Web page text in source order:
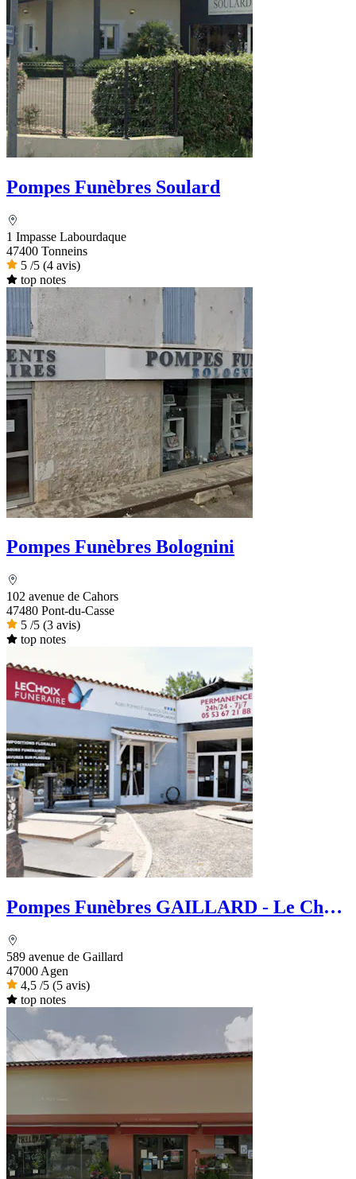
Pompes Funèbres Soulard
1 Impasse Labourdaque
47400 Tonneins
5 /5 (4 avis)
top notes
Pompes Funèbres Bolognini
102 avenue de Cahors
47480 Pont-du-Casse
5 /5 (3 avis)
top notes
Pompes Funèbres GAILLARD - Le Choix
589 avenue de Gaillard
47000 Agen
4,5 /5 (5 avis)
top notes